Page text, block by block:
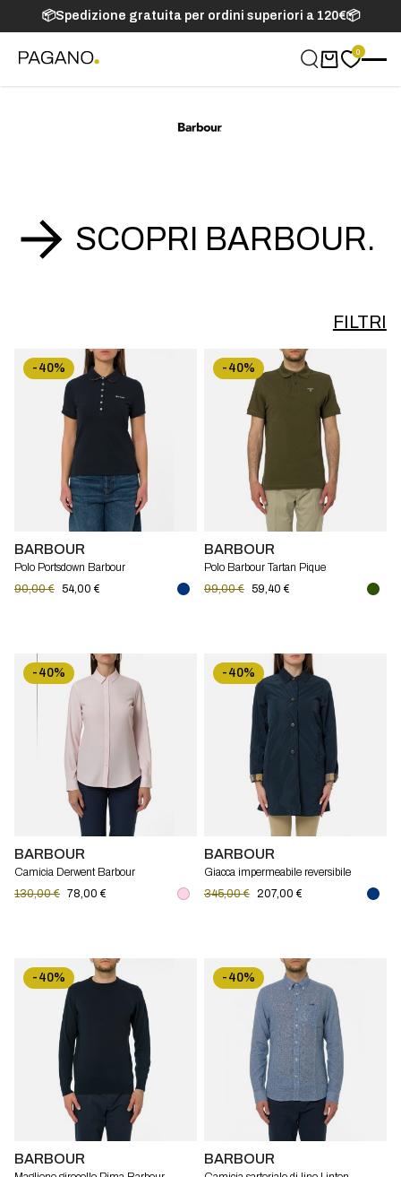
📦Spedizione gratuita per ordini superiori a 120€📦
0
SCOPRI BARBOUR.
FILTRI
-40%
BARBOUR
Polo Portsdown Barbour
90,00 €
54,00 €
-40%
BARBOUR
Polo Barbour Tartan Pique
99,00 €
59,40 €
-40%
BARBOUR
Camicia Derwent Barbour
130,00 € 78,00 €
-40%
BARBOUR
Giacca impermeabile reversibile
Babbity Barbour
345,00 € 207,00 €
-40%
BARBOUR
-40%
BARBOUR